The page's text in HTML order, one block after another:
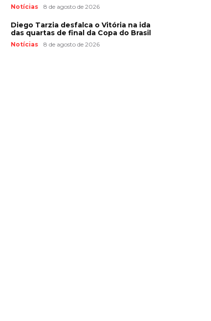
Notícias 8 de agosto de 2026
Diego Tarzia desfalca o Vitória na ida
das quartas de final da Copa do Brasil
Notícias 8 de agosto de 2026